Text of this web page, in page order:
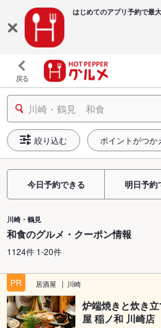
はじめてのアプリ予約で最大
戻る
川崎・鶴見 和食
絞り込む ポイントがつか
今日予約できる 明日予約
川崎・鶴見
和食のグルメ・クーポン情報
1124件 1-20件
PR 居酒屋 川崎
炉端焼きと炊き
屋 稲ノ和 川崎店